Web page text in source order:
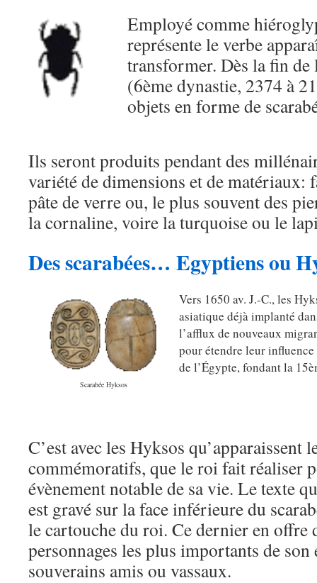
Employé comme
représente le verbe
transformer. Dès la fin
(6ème dynastie, 2374 à
objets en forme de
Ils seront produits pendant des
variété de dimensions et de matériaux:
pâte de verre ou, le plus souvent des
la cornaline, voire la turquoise ou le
Des scarabées… Egyptiens ou
Scarabée Hyksos
Vers 1650 av. J.-C., les
asiatique déjà implanté
l’afflux de nouveaux
pour étendre leur
de l’Égypte, fondant la
C’est avec les Hyksos qu’apparaissent
commémoratifs, que le roi fait réaliser
évènement notable de sa vie. Le texte
est gravé sur la face inférieure du
le cartouche du roi. Ce dernier en offre
personnages les plus importants de
souverains amis ou vassaux.